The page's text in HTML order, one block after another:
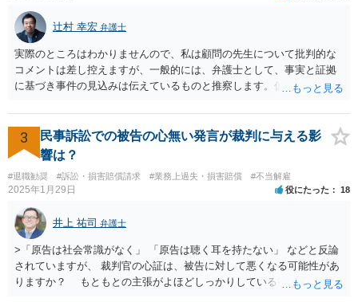
容を抽象化して掲載しております。
合はかなり解雇のハードルが高いと言わざるを得ません。 なお、懲戒
解雇の場合には、戒告、譴責、減給、出勤停止等解雇よりも軽い処分
を行い、改善を促したもののそれでも改善されない場合には解雇に踏
み切る等段階的に手順をい踏んだ場合は解雇が有効と判断される可能
性が高まります。 高度人材の中途社員だから直ちに解雇しやすいとい
うわけではありませんが、高度人材の中途社員の場合は雇用契約上、
相応に高い能力を求められているため能力不足か否かの判断が給与の
低い新卒の社員と比較すると厳格に判断される結果、解雇の有効性の
判断が比較的甘くなるという可能性はあると考えます。 もっとも、高
度人材の中途社員の場合でもやはり解雇のハードルは相応に高いもの
となります。 今回のようなリスクを避ける観点からは、会社側として
無期雇用契約ではなく有期雇用契約で募集する、試用期間付を設け
る、業務委託契約を検討するという方法もあり得るかと存じます。
（※業務委託契約を検討される場合は、運用面によっては実質的に雇
用契約関係であると判断されるリスクもありますので顧問弁護士の先
生にもご相談の上慎重にご判断ください。）
辻村 幸宏 弁護士
実際のところはわかりませんので、私は顧問の先生について批判的な
コメントは差し控えますが、一般的には、弁護士として、事実と証拠
に基づき事件の見込みは伝えているものと推察します。仮に弁護士の
れを経営者自身が問題と感じていないのであれば、また、こちらにお
書きのような経営者のマインドからすれば、弁護士のせいではなく、
根本的には弁護士選び含めて経営者の判断であり、責任ではないかと
思います。実際、事件の見込みが芳しくないことやリスクをいくらお
伝えしても考えを変えていただけない経営者や依頼者はいますし、代
理人として説明説得を尽くしてもあくまで決めるのは依頼者ですか
ら、事件がうまくいかないことの責任は弁護士にあるわけではない、
ということも多いと思います。そのような場合、仕事をしていて心地
の良いものではないので自ら辞任を検討することもありますが、最終
的にはお分かりいただけるだろうと考えて続けることもあります。 ご
相談者さんが、今の弁護士さんの対応や方針に疑問を持ち、それによ
り経営者の考えが歪められ、このままでは会社がたち行かなくなると
3
民事訴訟での被告の心無い発言が裁判に与える影
響は？
#退職勧奨 #訴訟・損害賠償請求 #業務上過失・損害賠償 #不当解雇
2025年1月29日 役にたった 18
井上 祐司 弁護士
>「原告は社会常識がなく」 「原告は聴く耳を持たない」 などと反論
されていますが、 裁判官の心証は、被告に対して悪くなる可能性があ
りますか？ もともとの主張がよほどしっかりしている書面でなけれ